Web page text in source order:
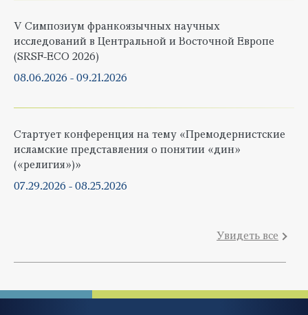
V Симпозиум франкоязычных научных
исследований в Центральной и Восточной Европе
(SRSF-ECO 2026)
08.06.2026 -09.21.2026
Стартует конференция на тему «Премодернистские
исламские представления о понятии «дин»
(«религия»)»
07.29.2026 -08.25.2026
Увидеть все